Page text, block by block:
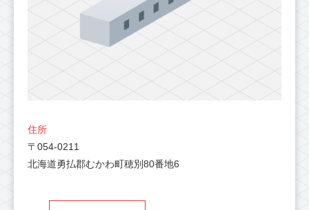
住所
〒054-0211
北海道勇払郡むかわ町穂別80番地6